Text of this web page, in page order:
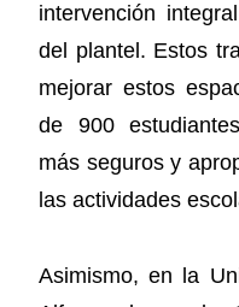
intervención
del plantel. Estos
mejorar estos
de 900
más seguros y
las actividades
Asimismo, en la